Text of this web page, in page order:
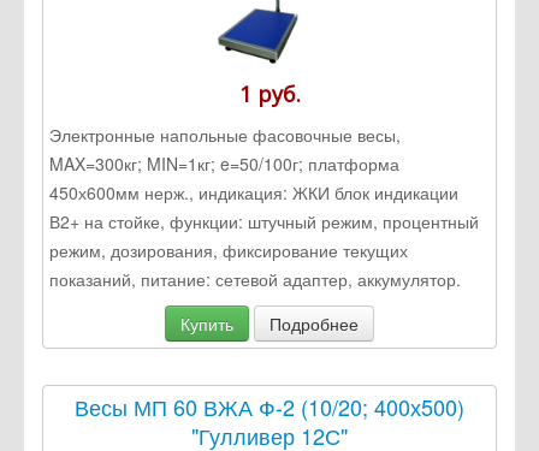
1 руб.
Электронные напольные фасовочные весы,
MAX=300кг; MIN=1кг; e=50/100г; платформа
450х600мм нерж., индикация: ЖКИ блок индикации
В2+ на стойке, функции: штучный режим, процентный
режим, дозирования, фиксирование текущих
показаний, питание: сетевой адаптер, аккумулятор.
Купить
Подробнее
Весы МП 60 ВЖА Ф-2 (10/20; 400х500)
"Гулливер 12С"